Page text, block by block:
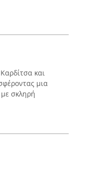
και
μια
σκληρή